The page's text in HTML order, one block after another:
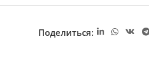
Поделиться: